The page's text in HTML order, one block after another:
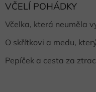
VČELÍ POHÁDKY
Včelka, která neuměla
O skřítkovi a medu,
Pepíček a cesta za